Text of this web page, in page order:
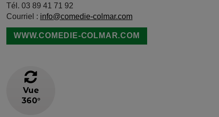
Tél. 03 89 41 71 92
Courriel : info@comedie-colmar.com
WWW.COMEDIE-COLMAR.COM
Vue
360°